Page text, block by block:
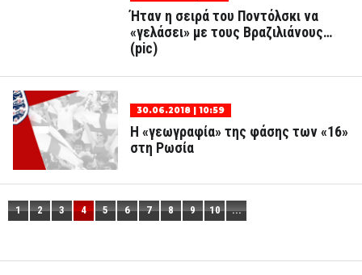
Ήταν η σειρά του Ποντόλσκι να
«γελάσει» με τους Βραζιλιάνους…
(pic)
30.06.2018 | 10:59
H «γεωγραφία» της φάσης των «16»
στη Ρωσία
1 2 3 4 5 6 7 8 9 10 ...